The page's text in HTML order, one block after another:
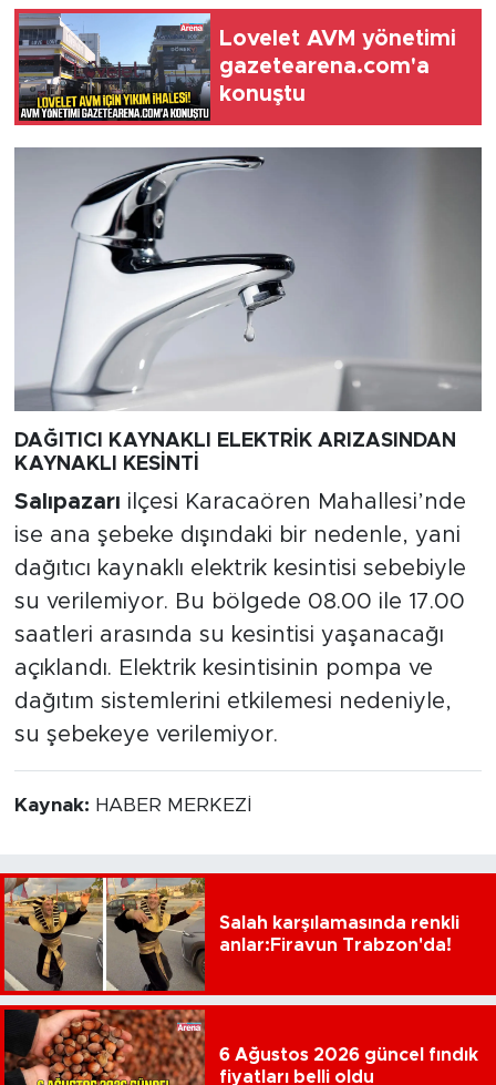
Lovelet AVM yönetimi
gazetearena.com'a
konuştu
DAĞITICI KAYNAKLI ELEKTRİK ARIZASINDAN
KAYNAKLI KESİNTİ
Salıpazarı ilçesi Karacaören Mahallesi’nde
ise ana şebeke dışındaki bir nedenle, yani
dağıtıcı kaynaklı elektrik kesintisi sebebiyle
su verilemiyor. Bu bölgede 08.00 ile 17.00
saatleri arasında su kesintisi yaşanacağı
açıklandı. Elektrik kesintisinin pompa ve
dağıtım sistemlerini etkilemesi nedeniyle,
su şebekeye verilemiyor.
Kaynak: HABER MERKEZİ
Salah karşılamasında renkli
anlar:Firavun Trabzon'da!
6 Ağustos 2026 güncel fındık
fiyatları belli oldu